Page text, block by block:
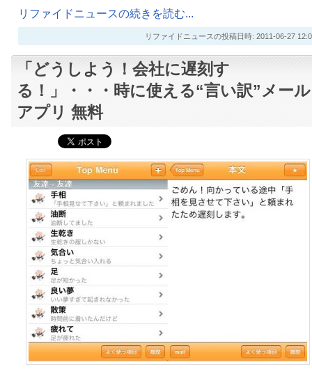
リファイドニュースの続きを読む...
リファイドニュースの投稿日時: 2011-06-27
「どうしよう！会社に遅刻す
る！」・・・時に使える“言い訳”メール
アプリ 無料